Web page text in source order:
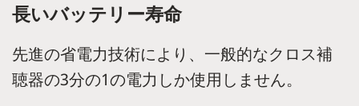
長いバッテリー寿命
先進の省電力技術により、一般的なクロス補
聴器の3分の1の電力しか使用しません。